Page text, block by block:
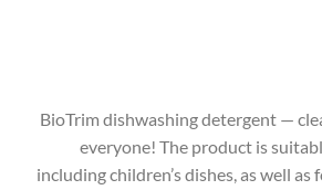
BioTrim dishwashing detergent —
everyone! The product is
including children’s dishes, as well